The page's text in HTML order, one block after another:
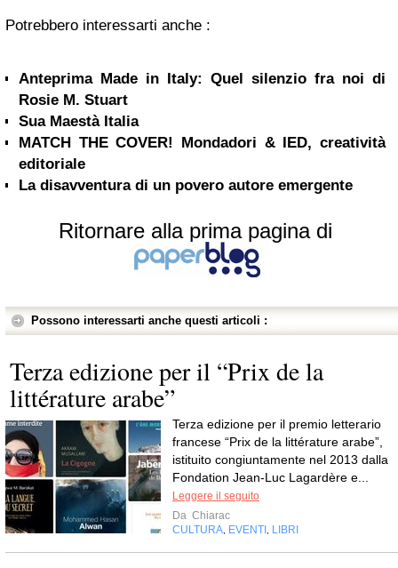
Potrebbero interessarti anche :
Anteprima Made in Italy: Quel silenzio fra noi di
Rosie M. Stuart
Sua Maestà Italia
MATCH THE COVER! Mondadori & IED, creatività
editoriale
La disavventura di un povero autore emergente
Ritornare alla prima pagina di
Possono interessarti anche questi articoli :
Terza edizione per il “Prix de la
littérature arabe”
Terza edizione per il premio letterario
francese “Prix de la littérature arabe”,
istituito congiuntamente nel 2013 dalla
Fondation Jean-Luc Lagardère e...
Leggere il seguito
Da Chiarac
CULTURA EVENTI LIBRI